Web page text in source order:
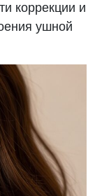
коррекции и
ушной